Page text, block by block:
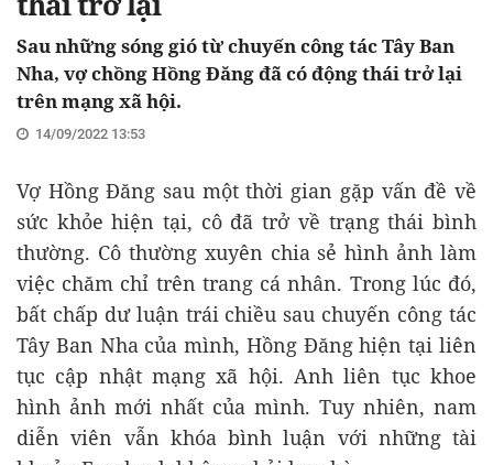
Sau những sóng gió từ chuyến công tác Tây Ban
Nha, vợ chồng Hồng Đăng đã có động thái trở lại
trên mạng xã hội.
14/09/2022 13:53
Vợ Hồng Đăng sau một thời gian gặp vấn đề về
sức khỏe hiện tại, cô đã trở về trạng thái bình
thường. Cô thường xuyên chia sẻ hình ảnh làm
việc chăm chỉ trên trang cá nhân. Trong lúc đó,
bất chấp dư luận trái chiều sau chuyến công tác
Tây Ban Nha của mình, Hồng Đăng hiện tại liên
tục cập nhật mạng xã hội. Anh liên tục khoe
hình ảnh mới nhất của mình. Tuy nhiên, nam
diễn viên vẫn khóa bình luận với những tài